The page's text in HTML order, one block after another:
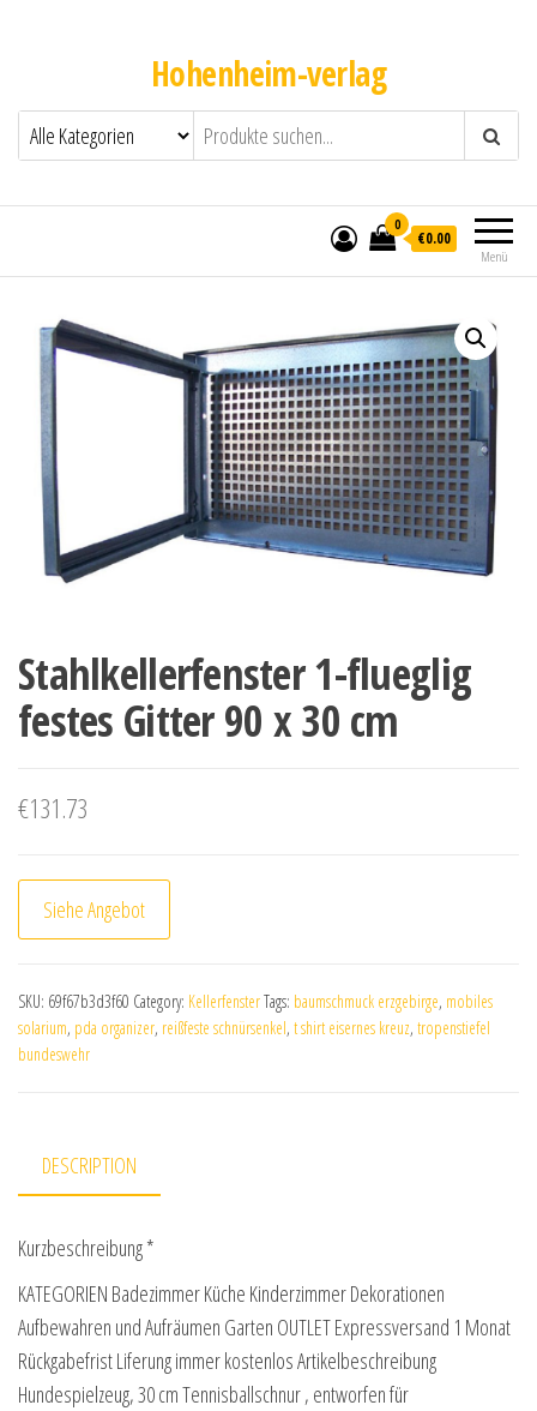
Hohenheim-verlag
Menü
0
€0.00
Stahlkellerfenster 1-flueglig
festes Gitter 90 x 30 cm
€131.73
Siehe Angebot
SKU: 69f67b3d3f60 Category: KellerfensterTags: baumschmuck erzgebirge, mobiles
solarium, pda organizer, reißfeste schnürsenkel, t shirt eisernes kreuz, tropenstiefel
bundeswehr
DESCRIPTION
Kurzbeschreibung *
KATEGORIEN Badezimmer Küche Kinderzimmer Dekorationen
Aufbewahren und Aufräumen Garten OUTLET Expressversand 1 Monat
Rückgabefrist Liferung immer kostenlos Artikelbeschreibung
Hundespielzeug, 30 cm Tennisballschnur , entworfen für